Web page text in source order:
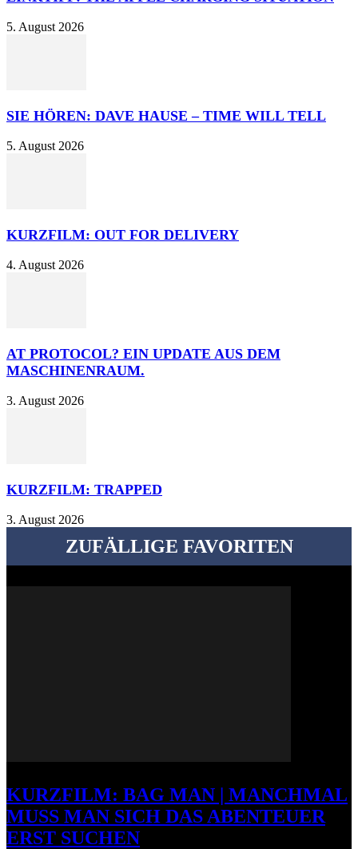
5. August 2026
SIE HÖREN: DAVE HAUSE – TIME WILL TELL
5. August 2026
KURZFILM: OUT FOR DELIVERY
4. August 2026
AT PROTOCOL? EIN UPDATE AUS DEM
MASCHINENRAUM.
3. August 2026
KURZFILM: TRAPPED
3. August 2026
ZUFÄLLIGE FAVORITEN
KURZFILM: BAG MAN | MANCHMAL
MUSS MAN SICH DAS ABENTEUER
ERST SUCHEN